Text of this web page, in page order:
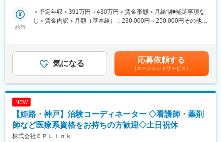
※土曜休み、または平日休みかは病院や常駐先により決定いたしま
す。
・治験コーディネーター（CRC）は、医療機関での臨床試験実施
にあたり、治験責任医師のもと治験が 適正に実施されるようサ
ポートします。治験に係わる各部門と連携をとり、治験業務が円
滑に実施できるように調整を行います。
・精神、神経科領域を中心に、専門性と実践性を重視した教育制
決められた研修内容を効率的に修得可能です。
・中途入社・未経験でCRC職を始めた人も多く在籍し、活躍して
います。充実した教育研修制度があるので、ブランクのある方も
不安なくお仕事を始められます。
下の通りです。
・認知機能評価（MMSE、CDR、ADAS-Cog、NPIなど）
・各種精神疾患評価（MADRS、HAM-D、PANSS、YMRSなど）
・カウンセリング業務
（2）CRC業務：
・治験前の契約準備や説明会
・担当する治験に関する業務フローの作成
・被験者候補の適格性調査補助（スクリーニング）
・被験者へのインフォームドコンセントの補助
給与
＜予定年収＞391万円～430万円＜賃金形態＞月給制■補足事項な
し＜賃金内訳＞月額（基本給）：230,000円～250,000円その他固
与：年2回（7月・12月）※基礎賞与額標準4ヵ月分■手当：CRC手
当（2～4万円）資格手当（1～2万円）役職手当※年齢や資格、ご
経歴により想定年収が下がる場合もございます。賃金はあくまで
も目安の金額であり、選考を通じて上下する可能性があります。
月給(月額)は固定手当を含めた表記です。
気になる 応募依頼する
（エージェントサービス）
NEW
【姫路・神戸】治験コーディネーター ◇看護師・薬剤
師など医療系資格をお持ちの方歓迎◇土日祝休
株式会社ＥＰＬｉｎｋ